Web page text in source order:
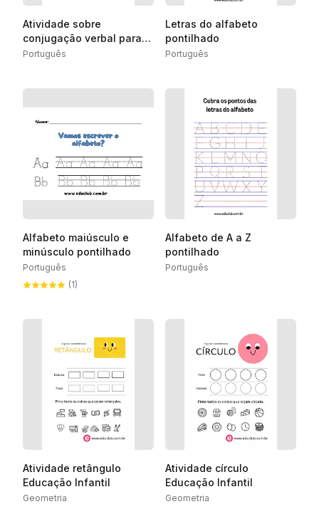
Atividade sobre
conjugação verbal para
4º ano
Português
Letras do alfabeto
pontilhado
Português
Alfabeto maiúsculo e
minúsculo pontilhado
Português
(1)
Alfabeto de A a Z
pontilhado
Português
Atividade retângulo
Educação Infantil
Geometria
Atividade círculo
Educação Infantil
Geometria